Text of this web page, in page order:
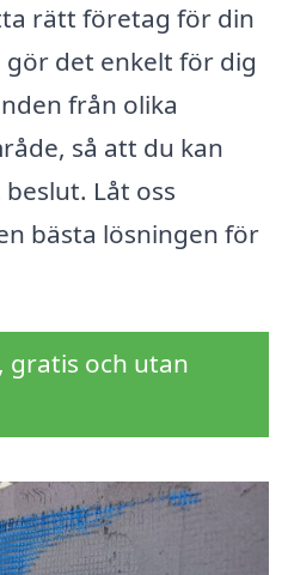
rätt företag för din
det enkelt för dig
från olika
så att du kan
Låt oss
bästa lösningen för
gratis och utan